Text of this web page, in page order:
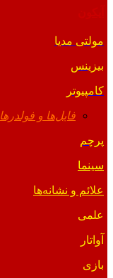
مولتی مدیا
بیزینس
کامپیوتر
فایل‌ها و فولدرها
پرچم
سینما
علائم و نشانه‌ها
علمی
آواتار
بازی